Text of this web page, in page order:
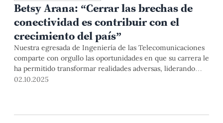
Betsy Arana: “Cerrar las brechas de
conectividad es contribuir con el
crecimiento del país”
Nuestra egresada de Ingeniería de las Telecomunicaciones
comparte con orgullo las oportunidades en que su carrera le
ha permitido transformar realidades adversas, liderando
proyectos de conectividad. Como directora comercial B2B
02.10.2025